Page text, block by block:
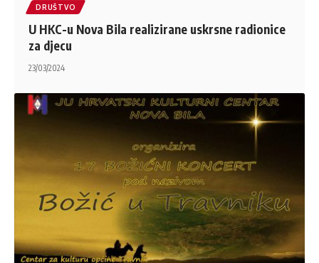
DRUŠTVO
U HKC-u Nova Bila realizirane uskrsne radionice
za djecu
23/03/2024